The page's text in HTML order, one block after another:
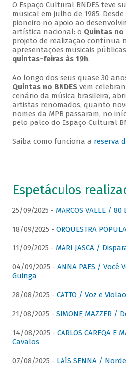
O Espaço Cultural BNDES teve
musical em julho de 1985.
pioneiro no apoio ao
artística nacional: o Quintas no
projeto de realização contínua
apresentações musicais
quintas-feiras às 19h.
Ao longo dos seus quase 30
Quintas no BNDESvem
cenário da música brasileira,
artistas renomados, quanto
nomes da MPB passaram, no
pelo palco do Espaço Cultural
Saiba como funciona a reserva
Espetáculos
25/09/2025 - MARCOS VALLE / 80
18/09/2025 - ORQUESTRA
11/09/2025 - MARI JASCA /
04/09/2025 - ANNA PAES / Você
Guinga
28/08/2025 - CATTO / Voz e Violão
21/08/2025 - SIMONE MAZZER /
14/08/2025 - CARLOS CAREQA E
Cavalos
07/08/2025 - LAÍS SENNA /